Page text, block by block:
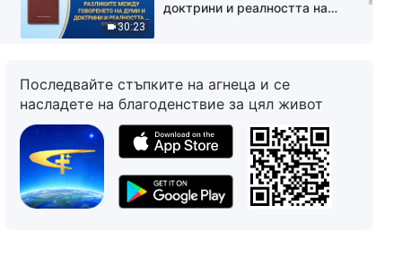
30:23
доктрини и реалността на
25:30
между говоренето на думи и
доктрини и реалността на
Словото Божие „Разликите
между говоренето на думи и
доктрини и реалността на
Последвайте стъпките на агнеца и се
насладете на благоденствие за цял живот